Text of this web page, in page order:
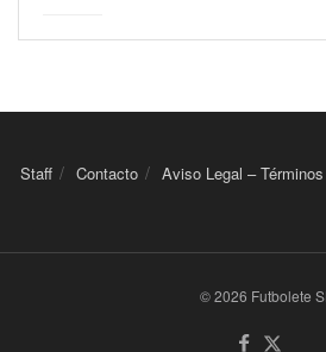
Staff Contacto Aviso Legal –
© 2026 Futbolete SL